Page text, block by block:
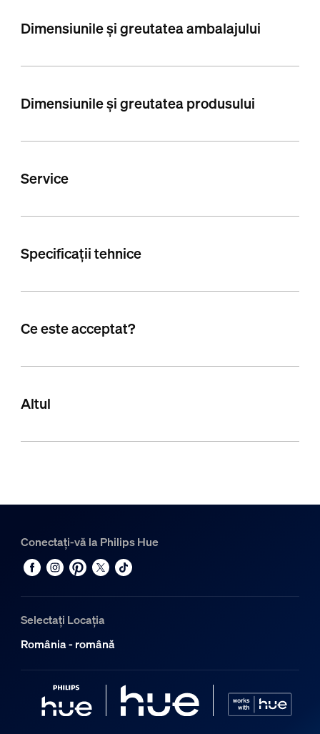
Dimensiunile și greutatea ambalajului
Dimensiunile și greutatea produsului
Service
Specificații tehnice
Ce este acceptat?
Altul
Conectați-vă la Philips Hue
Selectați Locația
România - română